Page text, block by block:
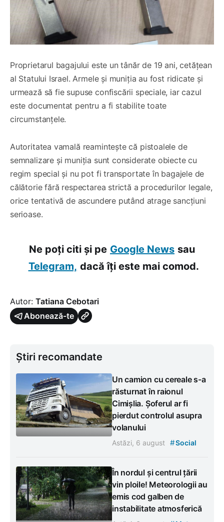
Proprietarul bagajului este un tânăr de 19 ani, cetățean
al Statului Israel. Armele și muniția au fost ridicate și
urmează să fie supuse confiscării speciale, iar cazul
este documentat pentru a fi stabilite toate
circumstanțele.
Autoritatea vamală reamintește că pistoalele de
semnalizare și muniția sunt considerate obiecte cu
regim special și nu pot fi transportate în bagajele de
călătorie fără respectarea strictă a procedurilor legale,
orice tentativă de ascundere putând atrage sancțiuni
serioase.
Ne poți citi și pe Google News sau
Telegram, dacă îți este mai comod.
Autor: Tatiana Cebotari
Abonează-te
Știri recomandate
Un camion cu cereale s-a
răsturnat în raionul
Cimișlia. Șoferul ar fi
pierdut controlul asupra
volanului
Astăzi, 6 august #Social
În nordul și centrul țării
vin ploile! Meteorologii au
emis cod galben de
instabilitate atmosferică